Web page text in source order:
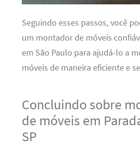
Seguindo esses passos, você
um montador de móveis
em São Paulo para ajudá-lo a
móveis de maneira eficiente e
Concluindo sobre
de móveis em
SP